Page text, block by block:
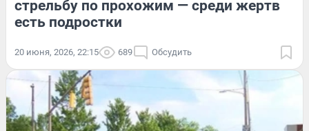
стрельбу по прохожим — среди жертв
есть подростки
20 июня, 2026, 22:15 689 Обсудить